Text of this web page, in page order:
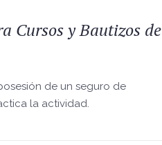
Cursos y Bautizos de
de un seguro de
la actividad.